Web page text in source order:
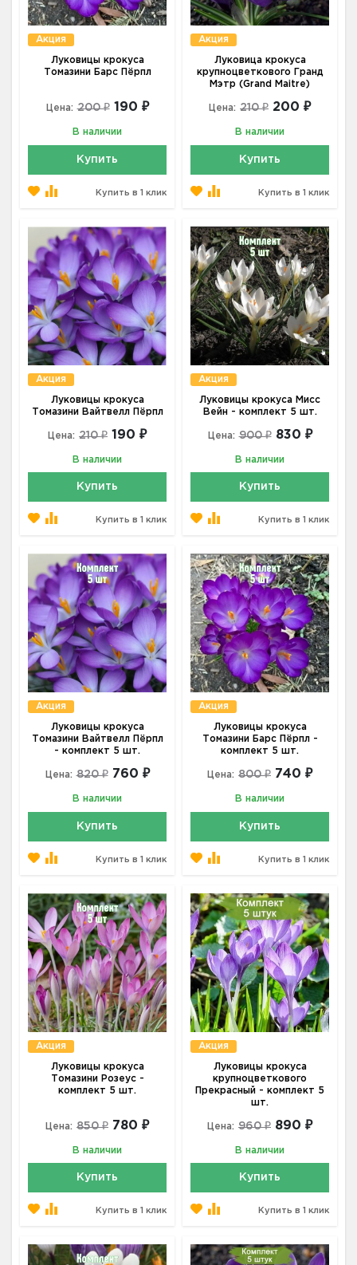
Акция
Луковицы крокуса
Томазини Барс Пёрпл
Цена: 200 ₽ 190 ₽
В наличии
Купить
Купить в 1 клик
Акция
Луковица крокуса
крупноцветкового Гранд
Мэтр (Grand Maitre)
Цена: 210 ₽ 200 ₽
В наличии
Купить
Купить в 1 клик
Акция
Луковицы крокуса
Томазини Вайтвелл Пёрпл
Цена: 210 ₽ 190 ₽
В наличии
Купить
Купить в 1 клик
Акция
Луковицы крокуса Мисс
Вейн - комплект 5 шт.
Цена: 900 ₽ 830 ₽
В наличии
Купить
Купить в 1 клик
Акция
Луковицы крокуса
Томазини Вайтвелл Пёрпл
- комплект 5 шт.
Цена: 820 ₽ 760 ₽
В наличии
Купить
Купить в 1 клик
Акция
Луковицы крокуса
Томазини Барс Пёрпл -
комплект 5 шт.
Цена: 800 ₽ 740 ₽
В наличии
Купить
Купить в 1 клик
Акция
Луковицы крокуса
Томазини Розеус -
комплект 5 шт.
Цена: 850 ₽ 780 ₽
В наличии
Купить
Купить в 1 клик
Акция
Луковицы крокуса
крупноцветкового
Прекрасный - комплект 5
шт.
Цена: 960 ₽ 890 ₽
В наличии
Купить
Купить в 1 клик